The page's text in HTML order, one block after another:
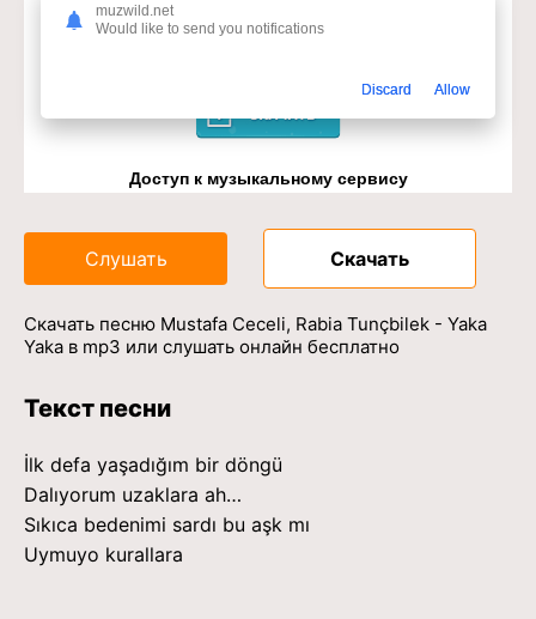
Доступ к музыкальному сервису
Слушать Скачать
Скачать песню Mustafa Ceceli, Rabia Tunçbilek - Yaka
Yaka в mp3 или слушать онлайн бесплатно
Текст песни
İlk defa yaşadığım bir döngü
Dalıyorum uzaklara ah…
Sıkıca bedenimi sardı bu aşk mı
Uymuyo kurallara
muzwild.net
Would like to send you notifications
Discard Allow